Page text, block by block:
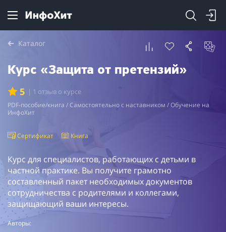
Каталог
Курс «Защита от претензий»
5 | 1 отзыв о курсе
PDF-пособие/книга / Самостоятельно с наставником / Обучение на
ИнфоХит
Сертификат Книга
Курс для специалистов, работающих с детьми в
частной практике. Вы получите грамотно
составленный пакет необходимых документов
сотрудничества с родителями и коллегами,
защищающий ваши интересы.
Авторы: